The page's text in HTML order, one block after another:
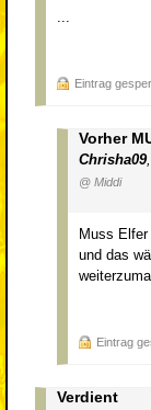
Eintrag
Vorher
Chrisha09,
@ Middi
Muss
und das
Eintrag
Verdient